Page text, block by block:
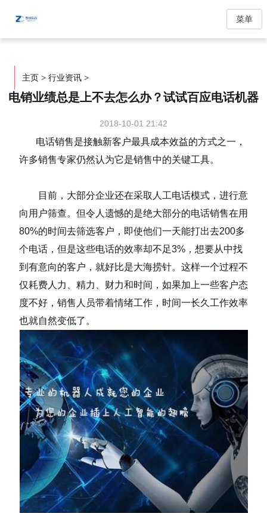
菜单
主页 > 行业资讯 >
电销业绩总是上不去怎么办？试试百应电话机器
2018-10-01 21:42
电话销售是接触新客户最具成本效益的方式之一，
许多销售专家仍然认为它是销售中的关键工具。
目前，大部分企业还在采取人工电话模式，进行意
向用户筛查。但令人遗憾的是绝大部分的电话销售在用
80%的时间去筛选客户，即使他们一天能打出去200多
个电话，但是这些电话的效率却不足3%，想要从中找
到有意向的客户，就好比是大海捞针。这样一个过程不
仅耗费人力、精力、财力和时间，如果加上一些客户态
度不好，销售人员带着情绪工作，时间一长久工作效率
也就自然变低了。